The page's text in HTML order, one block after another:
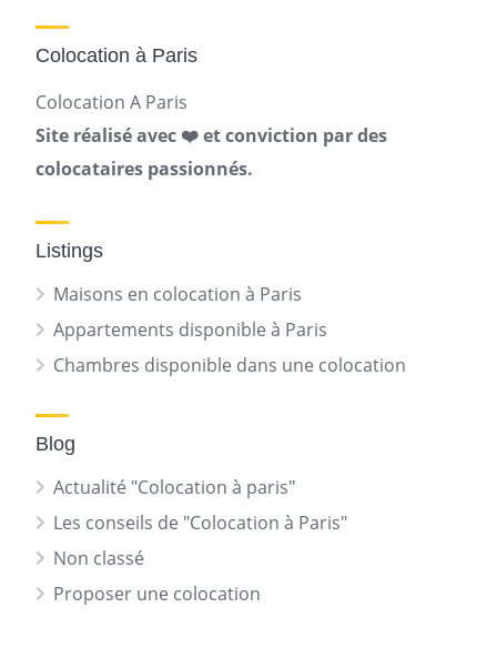
Colocation à Paris
Colocation A Paris
Site réalisé avec ❤️ et conviction par des
colocataires passionnés.
Listings
Maisons en colocation à Paris
Appartements disponible à Paris
Chambres disponible dans une colocation
Blog
Actualité "Colocation à paris"
Les conseils de "Colocation à Paris"
Non classé
Proposer une colocation